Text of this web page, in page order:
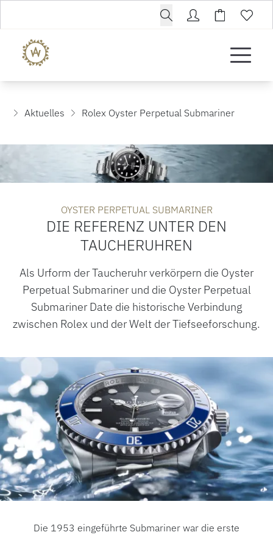
Aktuelles Rolex Oyster Perpetual Submariner
OYSTER PERPETUAL SUBMARINER
DIE REFERENZ UNTER DEN
TAUCHERUHREN
Als Urform der Taucheruhr verkörpern die Oyster
Perpetual Submariner und die Oyster Perpetual
Submariner Date die historische Verbindung
zwischen Rolex und der Welt der Tiefseeforschung.
Die 1953 eingeführte Submariner war die erste